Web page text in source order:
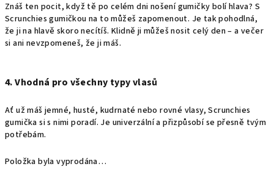
Znáš ten pocit, když tě po celém dni nošení gumičky bolí hlava? S
Scrunchies gumičkou na to můžeš zapomenout. Je tak pohodlná,
že ji na hlavě skoro necítíš. Klidně ji můžeš nosit celý den – a večer
si ani nevzpomeneš, že ji máš.
4. Vhodná pro všechny typy vlasů
Ať už máš jemné, husté, kudrnaté nebo rovné vlasy, Scrunchies
gumička si s nimi poradí. Je univerzální a přizpůsobí se přesně tvým
potřebám.
Položka byla vyprodána…